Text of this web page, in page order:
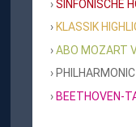
SINFONISCHE
KLASSIK
ABO MOZART
BEETHOVEN-